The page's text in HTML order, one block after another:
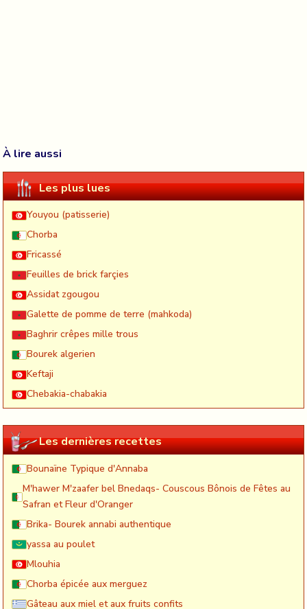
À lire aussi
Les plus lues
Youyou (patisserie)
Chorba
Fricassé
Feuilles de brick farçies
Assidat zgougou
Galette de pomme de terre (mahkoda)
Baghrir crêpes mille trous
Bourek algerien
Keftaji
Chebakia-chabakia
Les dernières recettes
Bounaïne Typique d'Annaba
M'hawer M'zaafer bel Bnedaqs- Couscous Bônois de Fêtes au
Safran et Fleur d'Oranger
Brika- Bourek annabi authentique
yassa au poulet
Mlouhia
Chorba épicée aux merguez
Gâteau aux miel et aux fruits confits